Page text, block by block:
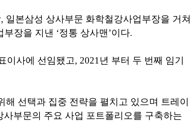
본삼성 상사부문 화학철강사업부장을 거쳐
장을 지낸 ‘정통 상사맨’이다.
사에 선임됐고, 2021년 부터 두 번째 임기
선택과 집중 전략을 펼치고 있으며 트레이
부문의 주요 사업 포트폴리오를 구축하는